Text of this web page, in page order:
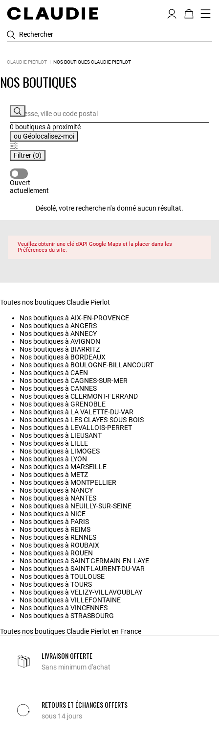
Rechercher
CLAUDIE PIERLOT NOS BOUTIQUES CLAUDIE PIERLOT
NOS BOUTIQUES
0 boutiquesà proximité
ou Géolocalisez-moi
Filtrer (0)
Ouvert
actuellement
Désolé, votre recherche n'a donné aucun résultat.
Veuillez obtenir une clé d'API Google Maps et la placer dans les
Préférences du site.
Toutes nos boutiques Claudie Pierlot
Nos boutiques à AIX-EN-PROVENCE
Nos boutiques à ANGERS
Nos boutiques à ANNECY
Nos boutiques à AVIGNON
Nos boutiques à BIARRITZ
Nos boutiques à BORDEAUX
Nos boutiques à BOULOGNE-BILLANCOURT
Nos boutiques à CAEN
Nos boutiques à CAGNES-SUR-MER
Nos boutiques à CANNES
Nos boutiques à CLERMONT-FERRAND
Nos boutiques à GRENOBLE
Nos boutiques à LA VALETTE-DU-VAR
Nos boutiques à LES CLAYES-SOUS-BOIS
Nos boutiques à LEVALLOIS-PERRET
Nos boutiques à LIEUSANT
Nos boutiques à LILLE
Nos boutiques à LIMOGES
Nos boutiques à LYON
Nos boutiques à MARSEILLE
Nos boutiques à METZ
Nos boutiques à MONTPELLIER
Nos boutiques à NANCY
Nos boutiques à NANTES
Nos boutiques à NEUILLY-SUR-SEINE
Nos boutiques à NICE
Nos boutiques à PARIS
Nos boutiques à REIMS
Nos boutiques à RENNES
Nos boutiques à ROUBAIX
Nos boutiques à ROUEN
Nos boutiques à SAINT-GERMAIN-EN-LAYE
Nos boutiques à SAINT-LAURENT-DU-VAR
Nos boutiques à TOULOUSE
Nos boutiques à TOURS
Nos boutiques à VELIZY-VILLAVOUBLAY
Nos boutiques à VILLEFONTAINE
Nos boutiques à VINCENNES
Nos boutiques à STRASBOURG
Toutes nos boutiques Claudie Pierlot en France
LIVRAISON OFFERTE
Sans minimum d'achat
RETOURS ET ÉCHANGES OFFERTS
sous 14 jours